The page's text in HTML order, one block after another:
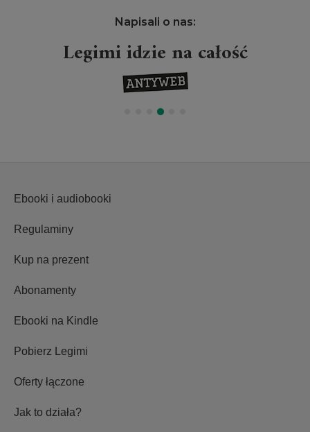
Napisali o nas:
Legimi idzie na całość
Ebooki i audiobooki
Regulaminy
Kup na prezent
Abonamenty
Ebooki na Kindle
Pobierz Legimi
Oferty łączone
Jak to działa?